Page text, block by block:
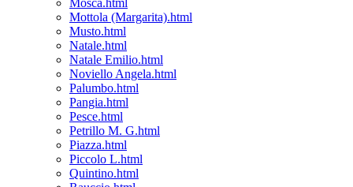
Mosca.html
Mottola (Margarita).html
Musto.html
Natale.html
Natale Emilio.html
Noviello Angela.html
Palumbo.html
Pangia.html
Pesce.html
Petrillo M. G.html
Piazza.html
Piccolo L.html
Quintino.html